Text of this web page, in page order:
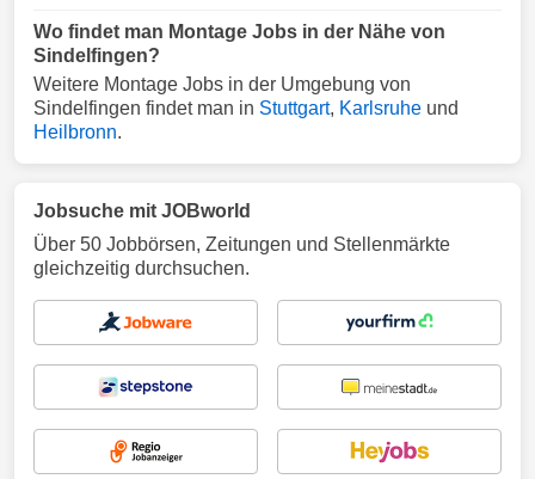
Wo findet man Montage Jobs in der Nähe von
Sindelfingen?
Weitere Montage Jobs in der Umgebung von
Sindelfingen findet man in Stuttgart, Karlsruhe und
Heilbronn.
Jobsuche mit JOBworld
Über 50 Jobbörsen, Zeitungen und Stellenmärkte
gleichzeitig durchsuchen.